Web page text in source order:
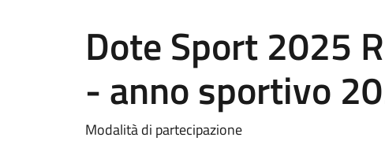
Dote Sport 2025
- anno sportivo
Modalità di partecipazione